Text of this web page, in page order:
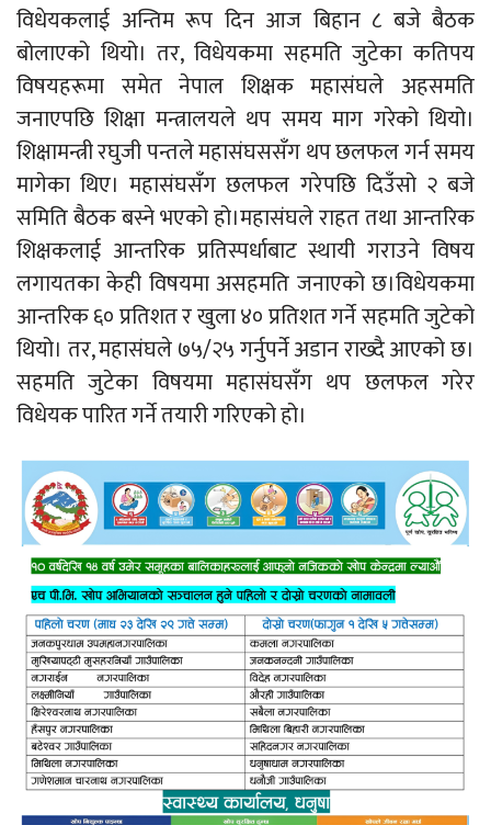
विधेयकलाई अन्तिम रूप दिन आज बिहान ८ बजे बैठक
बोलाएको थियो। तर, विधेयकमा सहमति जुटेका कतिपय
विषयहरूमा समेत नेपाल शिक्षक महासंघले अहसमति
जनाएपछि शिक्षा मन्त्रालयले थप समय माग गरेको थियो।
शिक्षामन्त्री रघुजी पन्तले महासंघससँग थप छलफल गर्न समय
मागेका थिए। महासंघसँग छलफल गरेपछि दिउँसो २ बजे
समिति बैठक बस्ने भएको हो।महासंघले राहत तथा आन्तरिक
शिक्षकलाई आन्तरिक प्रतिस्पर्धाबाट स्थायी गराउने विषय
लगायतका केही विषयमा असहमति जनाएको छ।विधेयकमा
आन्तरिक ६० प्रतिशत र खुला ४० प्रतिशत गर्ने सहमति जुटेको
थियो। तर, महासंघले ७५/२५ गर्नुपर्ने अडान राख्दै आएको छ।
सहमति जुटेका विषयमा महासंघसँग थप छलफल गरेर
विधेयक पारित गर्ने तयारी गरिएको हो।